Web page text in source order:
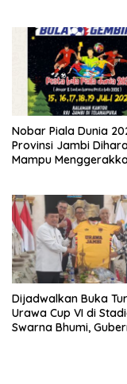
Nobar Piala Dunia
Provinsi Jambi
Mampu
Dijadwalkan Buka
Urawa Cup VI di
Swarna Bhumi,